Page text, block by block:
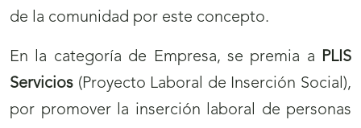
de la comunidad por este concepto.
En la categoría de Empresa, se premia a PLIS
Servicios (Proyecto Laboral de Inserción Social),
por promover la inserción laboral de personas